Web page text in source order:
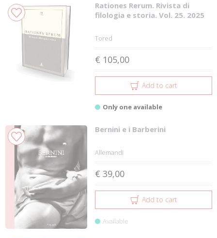
Rationes Rerum. Rivista di
filologia e storia. Vol. 25. 2025
Tored
€ 105,00
Add to cart
Only one available
Bernini e i Barberini
Allemandi
€ 39,00
Add to cart
Available